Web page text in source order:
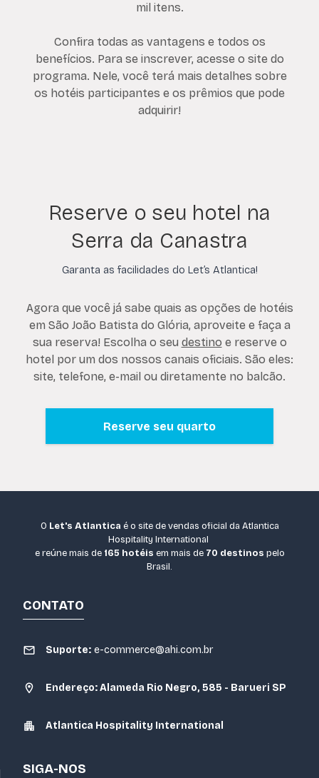
mil itens.
Confira todas as vantagens e todos os
benefícios. Para se inscrever, acesse o site do
programa. Nele, você terá mais detalhes sobre
os hotéis participantes e os prêmios que pode
adquirir!
Reserve o seu hotel na
Serra da Canastra
Garanta as facilidades do Let’s Atlantica!
Agora que você já sabe quais as opções de hotéis
em São João Batista do Glória, aproveite e faça a
sua reserva! Escolha o seu destino e reserve o
hotel por um dos nossos canais oficiais. São eles:
site, telefone, e-mail ou diretamente no balcão.
Reserve seu quarto
O Let's Atlantica é o site de vendas oficial da Atlantica
Hospitality International
e reúne mais de 165 hotéis em mais de 70 destinos pelo
Brasil.
CONTATO
Suporte: e-commerce@ahi.com.br
Endereço: Alameda Rio Negro, 585 - Barueri SP
Atlantica Hospitality International
SIGA-NOS